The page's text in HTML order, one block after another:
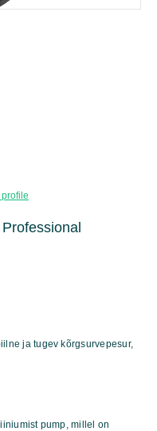
ja tugev kõrgsurvepesur,
pump, millel on